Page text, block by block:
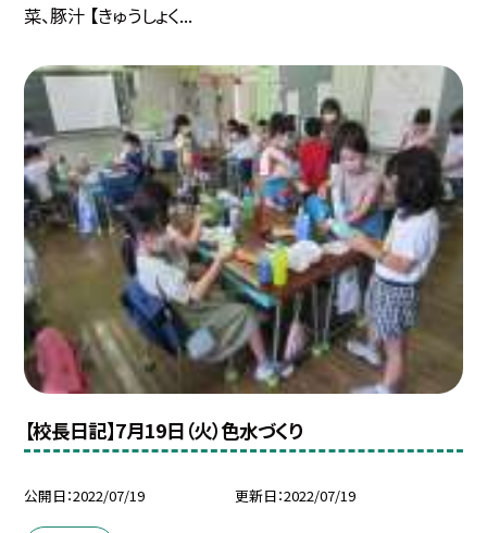
菜、豚汁 【きゅうしょく...
【校長日記】7月19日（火）色水づくり
公開日 2022/07/19 更新日 2022/07/19